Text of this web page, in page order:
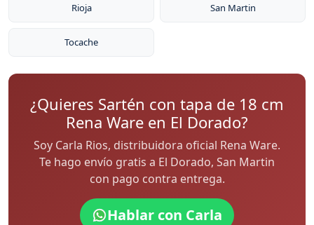
Rioja San Martin
Tocache
¿Quieres Sartén con tapa de 18 cm
Rena Ware en El Dorado?
Soy Carla Rios, distribuidora oficial Rena Ware.
Te hago envío gratis a El Dorado, San Martin
con pago contra entrega.
Hablar con Carla